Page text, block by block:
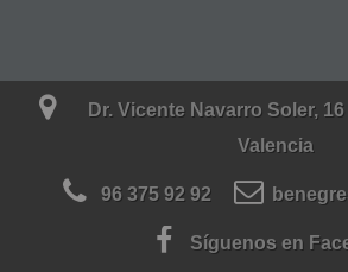
Dr. Vicente Navarro Soler,
Valencia
96 375 92 92
Síguenos en